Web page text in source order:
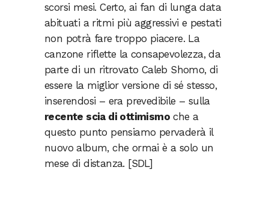
scorsi mesi. Certo, ai fan di lunga data
abituati a ritmi più aggressivi e pestati
non potrà fare troppo piacere. La
canzone riflette la consapevolezza, da
parte di un ritrovato Caleb Shomo, di
essere la miglior versione di sé stesso,
inserendosi – era prevedibile – sulla
recente scia di ottimismo che a
questo punto pensiamo pervaderà il
nuovo album, che ormai è a solo un
mese di distanza. [SDL]